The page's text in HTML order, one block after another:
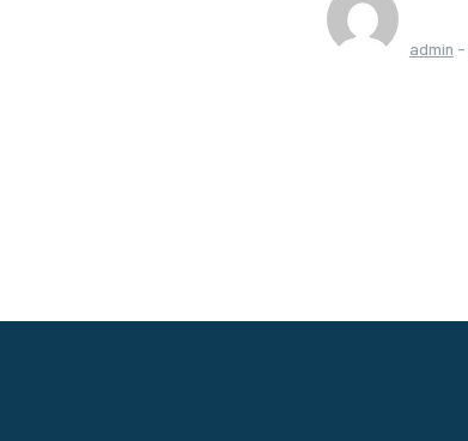
admin -